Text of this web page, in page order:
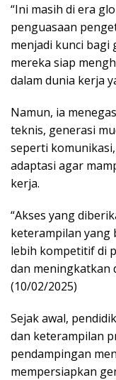
“Ini masih di era
penguasaan
menjadi kunci bagi
mereka siap
dalam dunia kerja
Namun, ia
teknis, generasi
seperti
adaptasi agar
kerja.
“Akses yang
keterampilan yang
lebih kompetitif di
dan meningkatkan
(10/02/2025)
Sejak awal,
dan keterampilan
pendampingan
mempersiapkan